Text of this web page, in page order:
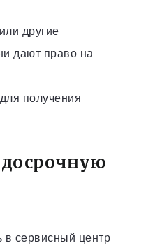
другие
дают право на
получения
сервисный центр